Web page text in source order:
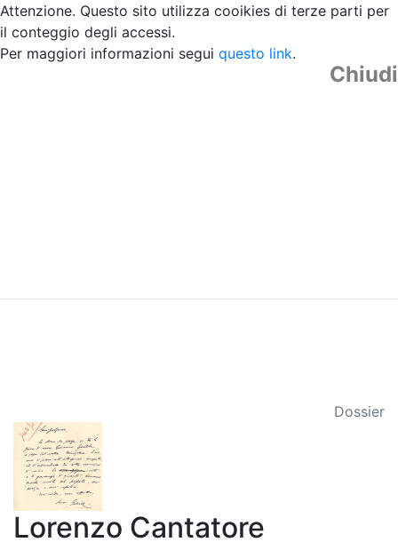
Attenzione. Questo sito utilizza cooikies di terze parti per
il conteggio degli accessi.
Per maggiori informazioni segui questo link.
Chiudi
Dossier
Lorenzo Cantatore